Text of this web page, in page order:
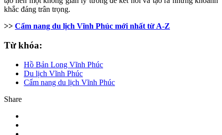
khắc đáng trân trọng.
>> Cẩm nang du lịch Vĩnh Phúc mới nhất từ A-Z
Từ khóa:
Hồ Bản Long Vĩnh Phúc
Du lịch Vĩnh Phúc
Cẩm nang du lịch Vĩnh Phúc
Share